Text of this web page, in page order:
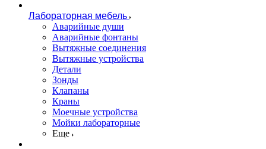
Лабораторная мебель
Аварийные души
Аварийные фонтаны
Вытяжные соединения
Вытяжные устройства
Детали
Зонды
Клапаны
Краны
Моечные устройства
Мойки лабораторные
Еще